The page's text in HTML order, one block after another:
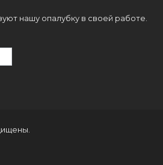
нашу опалубку в своей работе.